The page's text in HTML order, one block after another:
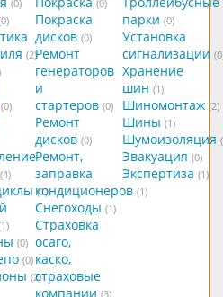
(0)
(2)
(0)
(4)
(1)
(0)
(0)
(2)
(0)
Покраска
дисков (0)
Ремонт
генераторов
и
стартеров (0)
Ремонт
дисков (0)
Ремонт,
заправка
кондиционеров (1)
Снегоходы (1)
Страховка
осаго,
каско,
страховые
компании (3)
парки (0)
Установка
сигнализации
Хранение
шин (1)
Шиномонтаж (2)
Шины (1)
Шумоизоляция
Эвакуация (0)
Экспертиза (1)